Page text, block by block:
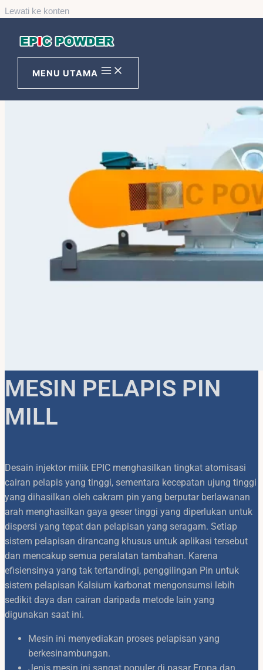
Lewati ke konten
MENU UTAMA
MESIN PELAPIS PIN
MILL
Desain injektor milik EPIC menghasilkan tingkat atomisasi
cairan pelapis yang tinggi, sementara kecepatan ujung tinggi
yang dihasilkan oleh cakram pin yang berputar berlawanan
arah menghasilkan gaya geser tinggi yang diperlukan untuk
dispersi yang tepat dan pelapisan yang seragam. Setiap
sistem pelapisan dirancang khusus untuk aplikasi tersebut
dan mencakup semua peralatan tambahan. Karena
efisiensinya yang tak tertandingi, penggilingan Pin untuk
sistem pelapisan Kalsium karbonat mengonsumsi lebih
sedikit daya dan cairan daripada metode lain yang
digunakan saat ini.
Mesin ini menyediakan proses pelapisan yang
berkesinambungan.